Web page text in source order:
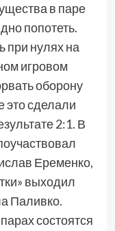
в паре
попотеть.
при нулях на
игровом
оборону
это сделали
2:1. В
Еременко,
выходил
Паливко.
состоятся